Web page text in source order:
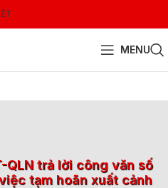
MENU
QLN trả lời công văn số
tạm hoãn xuất cảnh